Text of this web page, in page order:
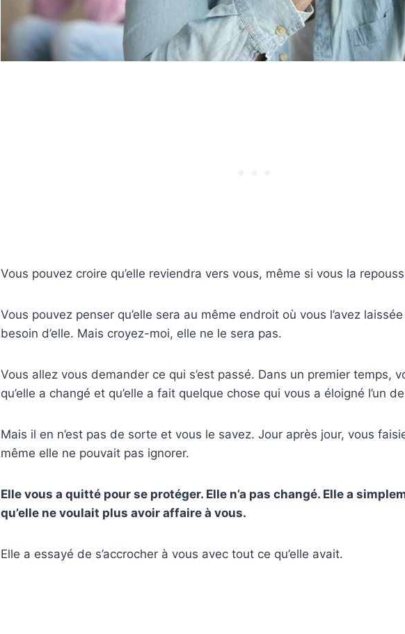
Vous pouvez croire qu’elle reviendra vers vous, même si vous la
Vous pouvez penser qu’elle sera au même endroit où vous l’avez
besoin d’elle. Mais croyez-moi, elle ne le sera pas.
Vous allez vous demander ce qui s’est passé. Dans un premier temps,
qu’elle a changé et qu’elle a fait quelque chose qui vous a éloigné l’un de
Mais il en n’est pas de sorte et vous le savez. Jour après jour, vous
même elle ne pouvait pas ignorer.
Elle vous a quitté pour se protéger. Elle n’a pas changé. Elle a
qu’elle ne voulait plus avoir affaire à vous.
Elle a essayé de s’accrocher à vous avec tout ce qu’elle avait.